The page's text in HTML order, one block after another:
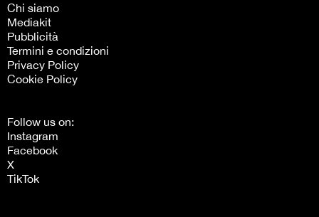
Chi siamo
Mediakit
Pubblicità
Termini e condizioni
Privacy Policy
Cookie Policy
Follow us on:
Instagram
Facebook
X
TikTok